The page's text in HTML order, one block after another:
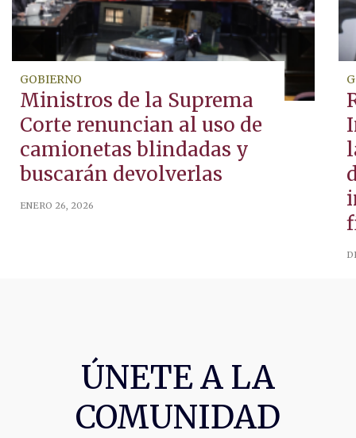
GOBIERNO
Ministros de la Suprema
Corte renuncian al uso de
camionetas blindadas y
buscarán devolverlas
ENERO 26, 2026
ÚNETE A LA
COMUNIDAD